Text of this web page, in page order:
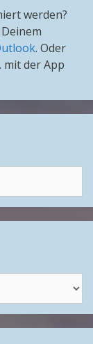
werden?
. Oder
mit der App